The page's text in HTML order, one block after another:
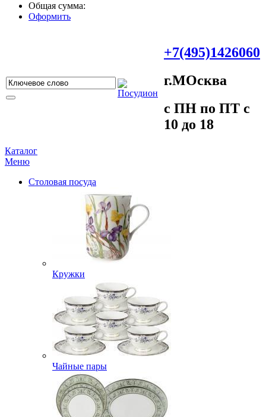
Общая сумма:
Оформить
+7(495)1426060
г.МOсква
c ПH пo ПT c
10 до 18
Каталог
Меню
Столовая посуда
Кружки
Чайные пары